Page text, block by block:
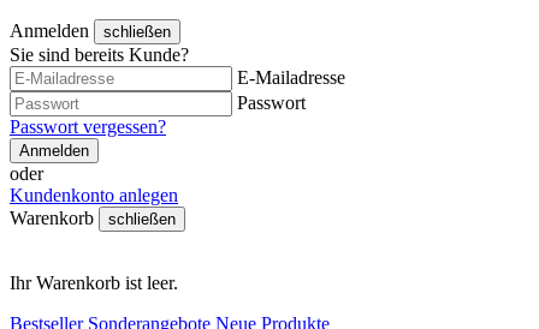
Anmelden schließen
Sie sind bereits Kunde?
E-Mailadresse
Passwort
Passwort vergessen?
Anmelden
oder
Kundenkonto anlegen
Warenkorb
schließen
Ihr Warenkorb ist leer.
Bestseller Sonderangebote Neue Produkte